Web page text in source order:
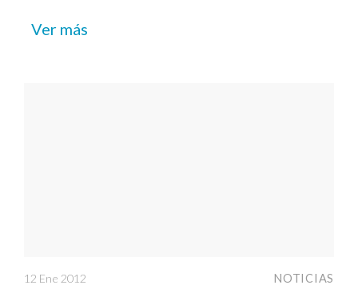
Ver más
12 Ene 2012 NOTICIAS